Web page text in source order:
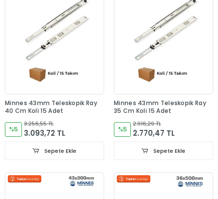
Minnes 43mm Teleskopik Ray
40 Cm Koli 15 Adet
%5
3.256,55 TL
3.093,72 TL
Sepete Ekle
Minnes 43mm Teleskopik Ray
35 Cm Koli 15 Adet
%5
2.916,29 TL
2.770,47 TL
Sepete Ekle